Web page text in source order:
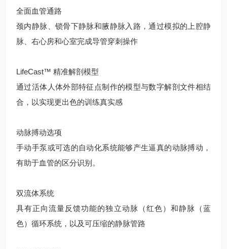
全面血管通路
颈内静脉、锁骨下静脉和腋静脉入路，通过模拟的上腔静
脉、右心房和心室完成导管穿刺操作
LifeCast™ 精准解剖模型
通过活体人体外部特征点制作的模型与数字解剖文件相结
合，以实现更出色的训练真实感
动脉搏动选项
手动手泵或可选的自动化系统能够产生逼真的动脉搏动，
有助于血管的区分识别。
双流体系统
具有正向流量反馈功能的独立动脉（红色）和静脉（蓝
色）循环系统，以及可压缩的静脉管路